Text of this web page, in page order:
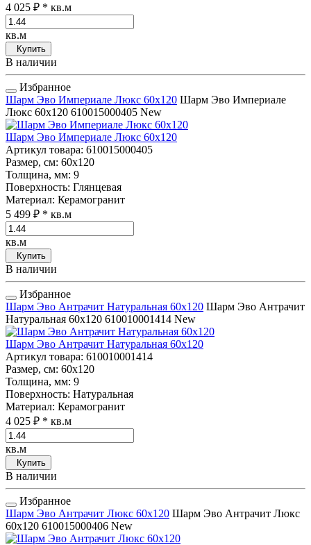
4 025 ₽ * кв.м
кв.м
Купить
В наличии
Избранное
Шарм Эво Империале Люкс 60x120 Шарм Эво Империале
Люкс 60x120 610015000405 New
Шарм Эво Империале Люкс 60x120
Артикул товара: 610015000405
Размер, см: 60x120
Толщина, мм: 9
Поверхность: Глянцевая
Материал: Керамогранит
5 499 ₽ * кв.м
кв.м
Купить
В наличии
Избранное
Шарм Эво Антрачит Натуральная 60x120 Шарм Эво Антрачит
Натуральная 60x120 610010001414 New
Шарм Эво Антрачит Натуральная 60x120
Артикул товара: 610010001414
Размер, см: 60x120
Толщина, мм: 9
Поверхность: Натуральная
Материал: Керамогранит
4 025 ₽ * кв.м
кв.м
Купить
В наличии
Избранное
Шарм Эво Антрачит Люкс 60x120 Шарм Эво Антрачит Люкс
60x120 610015000406 New